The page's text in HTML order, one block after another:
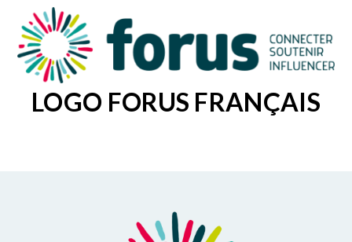
LOGO FORUS FRANÇAIS